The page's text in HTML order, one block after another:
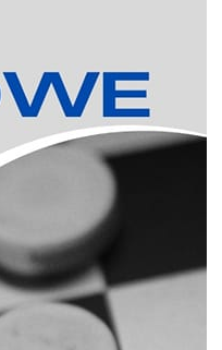
prywatność. Możesz
je wszystkie.
zmiany swoich ustawień.